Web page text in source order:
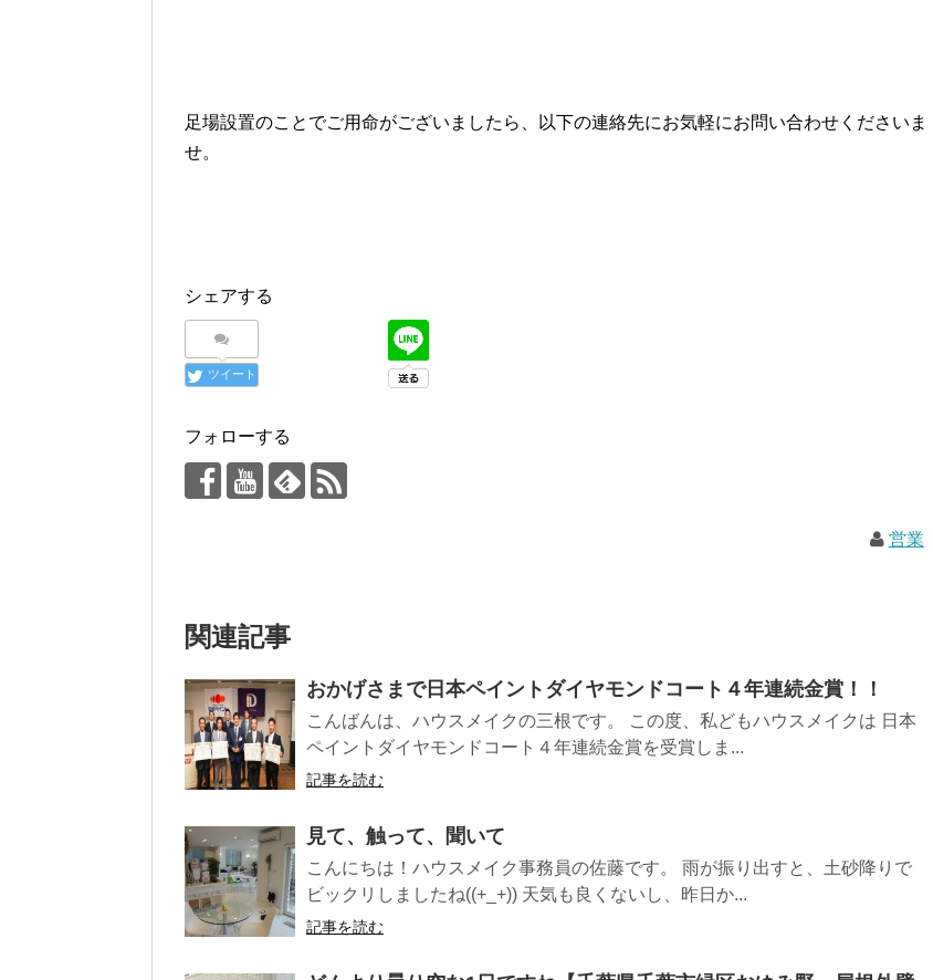
足場設置のことでご用命がございましたら、以下の連絡先にお気軽にお問い合わせくださいま
せ。
シェアする
ツイート
フォローする
営業
関連記事
おかげさまで日本ペイントダイヤモンドコート４年連続金賞！！
こんばんは、ハウスメイクの三根です。 この度、私どもハウスメイクは 日本
ペイントダイヤモンドコート４年連続金賞を受賞しま...
記事を読む
見て、触って、聞いて
こんにちは！ハウスメイク事務員の佐藤です。 雨が振り出すと、土砂降りで
ビックリしましたね((+_+)) 天気も良くないし、昨日か...
記事を読む